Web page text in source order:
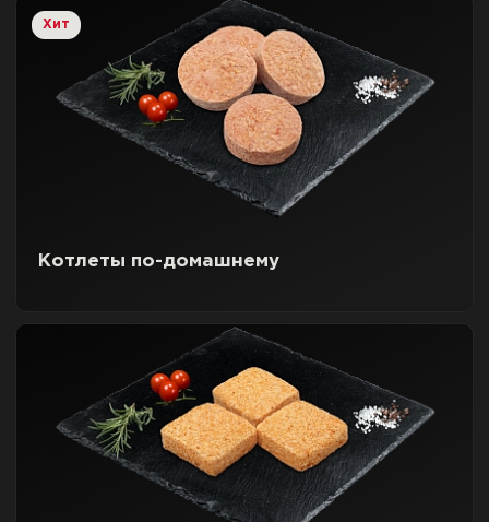
Хит
Котлеты по-домашнему